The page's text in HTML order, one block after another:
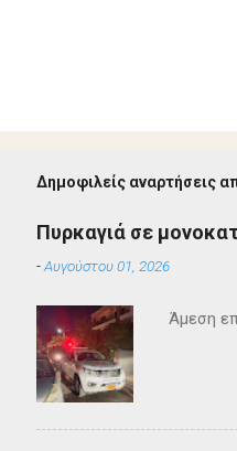
Δημοφιλείς αναρτήσεις
Πυρκαγιά σε
-Αυγούστου 01, 2026
Άμεση